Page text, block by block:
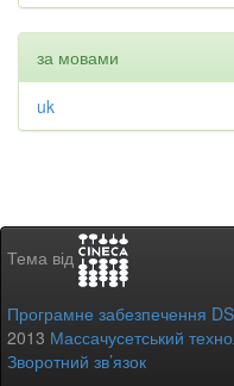
за мовами
uk
Тема від
Програмне забезпечення
2013 Массачусетський
Зворотний зв’язок